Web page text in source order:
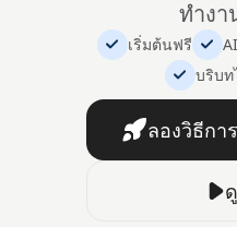
ทำง
เริ่มต้นฟรี
บริบท
ลองวิธีกา